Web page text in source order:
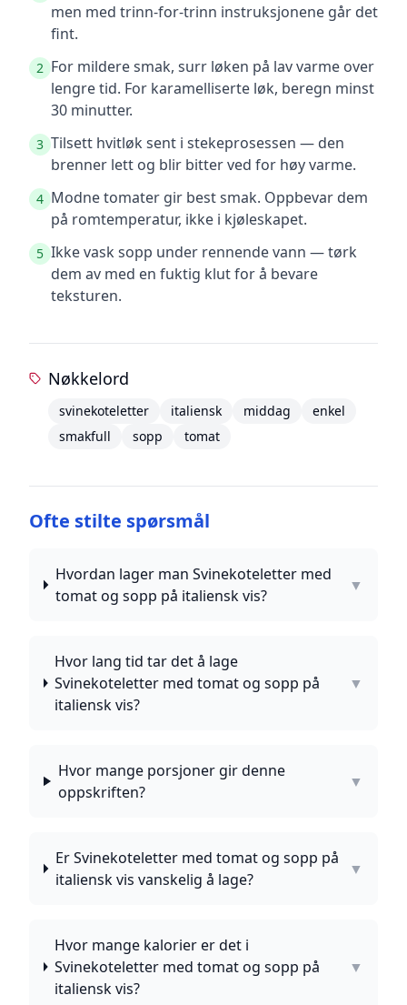
men med trinn-for-trinn instruksjonene går det
fint.
2 For mildere smak, surr løken på lav varme over
lengre tid. For karamelliserte løk, beregn minst
30 minutter.
3 Tilsett hvitløk sent i stekeprosessen — den
brenner lett og blir bitter ved for høy varme.
4 Modne tomater gir best smak. Oppbevar dem
på romtemperatur, ikke i kjøleskapet.
5 Ikke vask sopp under rennende vann — tørk
dem av med en fuktig klut for å bevare
teksturen.
Nøkkelord
svinekoteletter italiensk middag
enkel
smakfull
sopp tomat
Ofte stilte spørsmål
Hvordan lager man Svinekoteletter med
tomat og sopp på italiensk vis?
▼
Hvor lang tid tar det å lage
Svinekoteletter med tomat og sopp på
italiensk vis?
▼
Hvor mange porsjoner gir denne
oppskriften?
▼
Er Svinekoteletter med tomat og sopp på
italiensk vis vanskelig å lage?
▼
Hvor mange kalorier er det i
Svinekoteletter med tomat og sopp på
italiensk vis?
▼